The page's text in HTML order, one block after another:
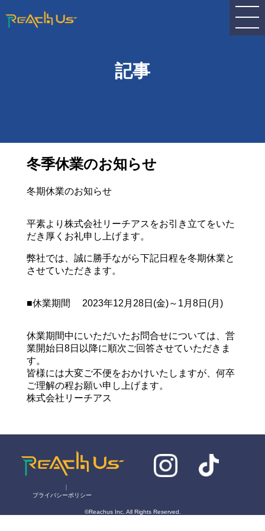
記事
冬季休業のお知らせ
冬期休業のお知らせ
平素より株式会社リーチアスをお引き立てをいた
だき厚くお礼申し上げます。
弊社では、誠に勝手ながら下記日程を冬期休業と
させていただきます。
■休業期間 2023年12月28日(金)～1月8日(月)
休業期間中にいただいたお問合せについては、営
業開始日8日以降に順次ご回答させていただきま
す。
皆様には大変ご不便をおかけいたしますが、何卒
ご理解の程お願い申し上げます。
株式会社リーチアス
｜
プライバシーポリシー
©Reachus Inc. All Rights Reserved.